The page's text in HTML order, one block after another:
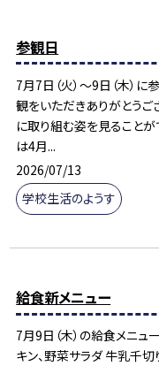
参観日
7月7日（火）～9日（木）
観をいただきありがとう
に取り組む姿を見ることが
は4月...
2026/07/13
学校生活のようす
給食新メニュー
7月9日（木）の給食メニュ
キン、野菜サラダ 牛乳千切